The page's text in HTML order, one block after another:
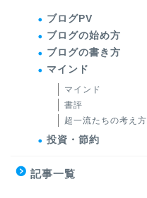
ブログPV
ブログの始め方
ブログの書き方
マインド
マインド
書評
超一流たちの考え方
投資・節約
記事一覧